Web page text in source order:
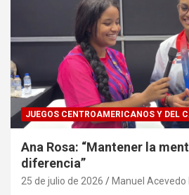
JUEGOS CENTROAMERICANOS Y DEL
Ana Rosa: “Mantener la
diferencia”
25 de julio de 2026 Manuel Acevedo